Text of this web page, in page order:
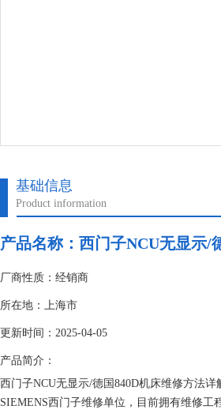
基础信息
Product information
产品名称： 西门子NCU无显示/
厂商性质：经销商
所在地：上海市
更新时间：2025-04-05
产品简介：
西门子NCU无显示/德国840D机床维修方法
SIEMENS西门子维修单位，目前拥有维修